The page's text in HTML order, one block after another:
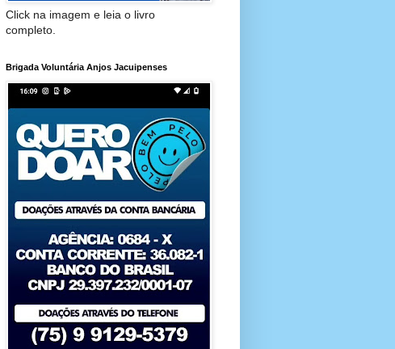
Click na imagem e leia o livro
completo.
Brigada Voluntária Anjos Jacuipenses